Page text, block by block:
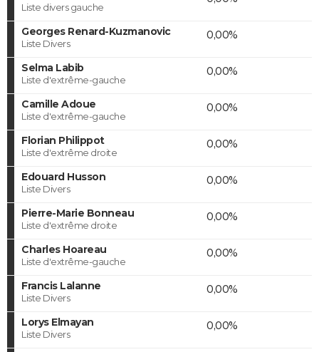
Liste divers gauche
Georges Renard-Kuzmanovic
Liste Divers
0,00%
Selma Labib
Liste d'extrême-gauche
0,00%
Camille Adoue
Liste d'extrême-gauche
0,00%
Florian Philippot
Liste d'extrême droite
0,00%
Edouard Husson
Liste Divers
0,00%
Pierre-Marie Bonneau
Liste d'extrême droite
0,00%
Charles Hoareau
Liste d'extrême-gauche
0,00%
Francis Lalanne
Liste Divers
0,00%
Lorys Elmayan
Liste Divers
0,00%